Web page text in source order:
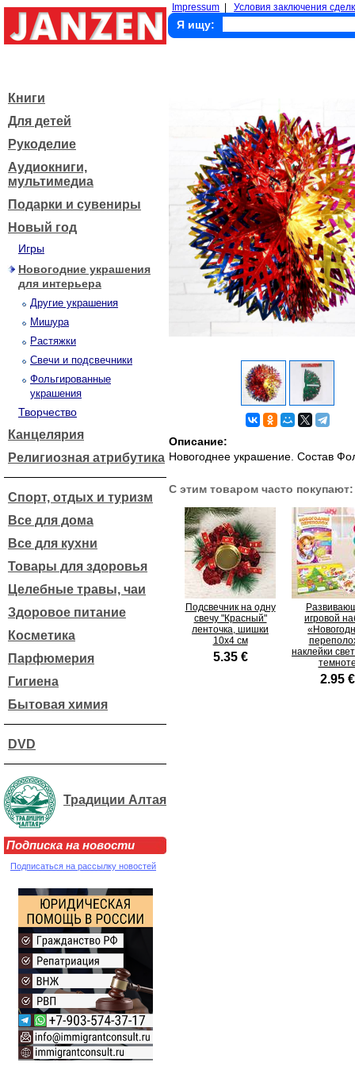
Impressum Условия заключения
Я ищу:
Книги
Для детей
Рукоделие
Аудиокниги,
мультимедиа
Подарки и сувениры
Новый год
Игры
Новогодние украшения
для интерьера
Другие украшения
Мишура
Растяжки
Свечи и подсвечники
Фольгированные
украшения
Творчество
Канцелярия
Религиозная атрибутика
Спорт, отдых и туризм
Все для дома
Все для кухни
Товары для здоровья
Целебные травы, чаи
Здоровое питание
Косметика
Парфюмерия
Гигиена
Бытовая химия
DVD
Традиции Алтая
Подписка на новости
Подписаться на рассылку новостей
Описание:
Новогоднее украшение. Состав
С этим товаром часто покупают:
Подсвечник на одну
свечу "Красный"
ленточка, шишки
10x4 см
5.35 €
игровой
наклейки
2.95 €